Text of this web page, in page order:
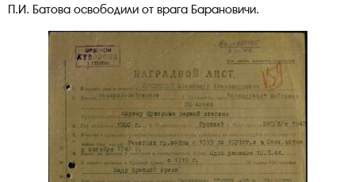
П.И. Батова освободили от врага Барановичи.